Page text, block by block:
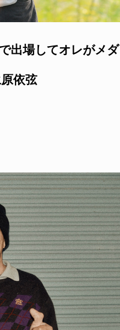
出場してオレがメダ
依弦